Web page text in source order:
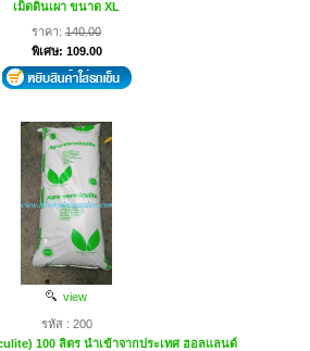
เม็ดดินเผา ขนาด XL
ราคา: 140.00
พิเศษ: 109.00
view
รหัส : 200
100 ลิตร นำเข้าจากประเทศ ฮอลแลนด์